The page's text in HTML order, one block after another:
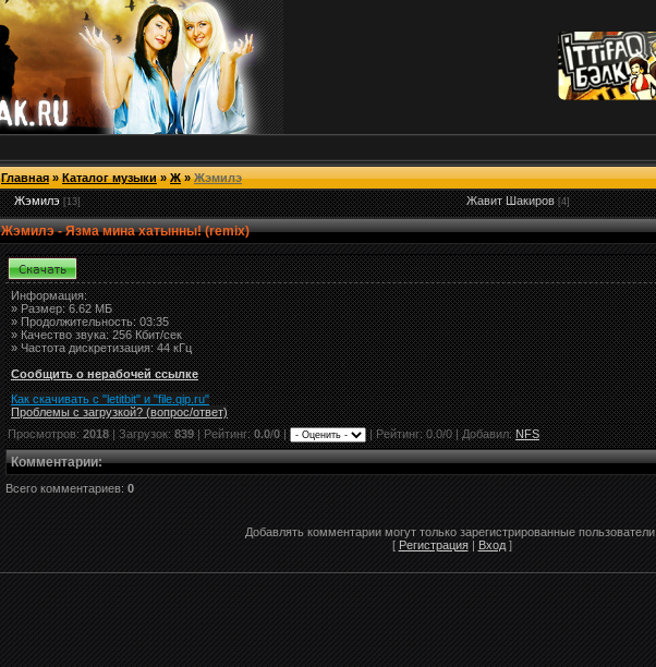
Главная»Каталог музыки»Ж» Жэмилэ
Жэмилэ [13] Жавит Шакиров [4]
Жэмилэ - Язма мина хатынны! (remix)
Информация:
»Размер:6.62 МБ
» Продолжительность: 03:35
» Качество звука: 256 Кбит/сек
» Частота дискретизация: 44 кГц
Сообщить о нерабочей ссылке
Как скачивать с "letitbit" и "file.qip.ru"
Проблемы с загрузкой? (вопрос/ответ)
Просмотров:2018| Загрузок:839| Рейтинг:0.0/0| |Рейтинг:0.0/0 | Добавил:NFS
Комментарии:
Всего комментариев: 0
Добавлять комментарии могут только зарегистрированные пользователи.
[ Регистрация| Вход]